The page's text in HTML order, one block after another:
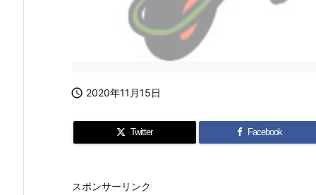
 2020年11月15日
Twitter Facebook
スポンサーリンク